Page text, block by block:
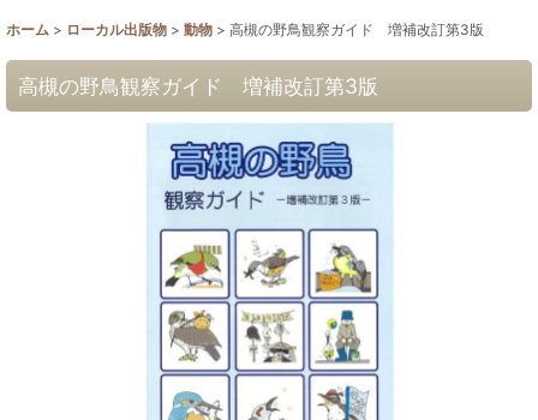
ホーム > ローカル出版物 > 動物 > 高槻の野鳥観察ガイド 増補改訂第3版
高槻の野鳥観察ガイド 増補改訂第3版